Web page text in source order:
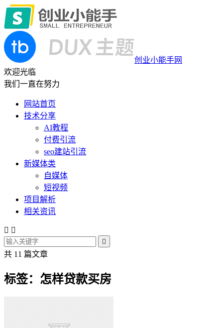
创业小能手网
欢迎光临
我们一直在努力
网站首页
技术分享
AI教程
付费引流
seo建站引流
新媒体类
自媒体
短视频
项目解析
相关资讯
 

共 11 篇文章
标签：怎样贷款买房